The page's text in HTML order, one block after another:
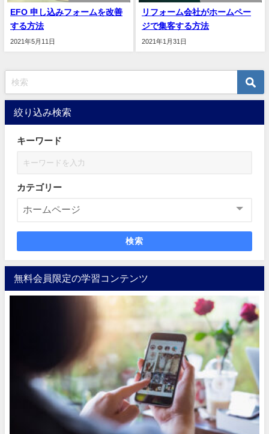
EFO 申し込みフォームを改善
する方法
2021年5月11日
リフォーム会社がホームペー
ジで集客する方法
2021年1月31日
絞り込み検索
キーワード
カテゴリー
検索
無料会員限定の学習コンテンツ